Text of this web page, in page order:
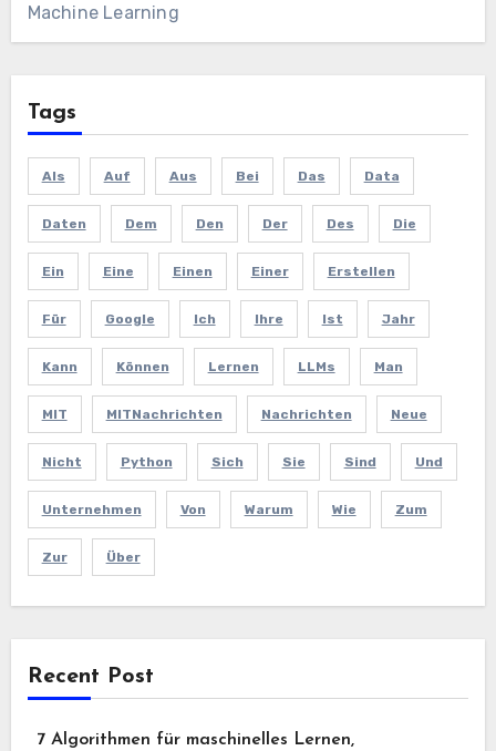
Machine Learning
Tags
Als Auf Aus Bei Das Data
Daten Dem Den Der Des Die
Ein Eine Einen Einer Erstellen
Für Google Ich Ihre Ist Jahr
Kann Können Lernen LLMs Man
MIT MITNachrichten Nachrichten Neue
Nicht Python Sich Sie Sind Und
Unternehmen Von Warum Wie Zum
Zur Über
Recent Post
7 Algorithmen für maschinelles Lernen,